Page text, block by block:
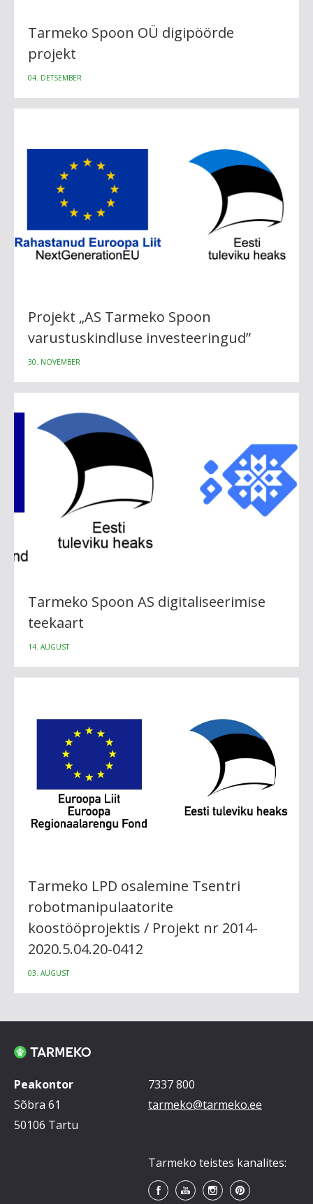
Tarmeko Spoon OÜ digipöörde
projekt
04. DETSEMBER
Projekt „AS Tarmeko Spoon
varustuskindluse investeeringud”
30. NOVEMBER
Tarmeko Spoon AS digitaliseerimise
teekaart
14. AUGUST
Tarmeko LPD osalemine Tsentri
robotmanipulaatorite
koostööprojektis / Projekt nr 2014-
2020.5.04.20-0412
03. AUGUST
Peakontor
Sõbra 61
50106 Tartu
7337 800
tarmeko@tarmeko.ee
Tarmeko teistes kanalites: